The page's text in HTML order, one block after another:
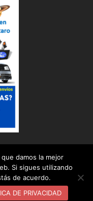
INDUSTRIAL (
aSydney
damos la mejor
Si sigues utilizando
de acuerdo.
DE PRIVACIDAD